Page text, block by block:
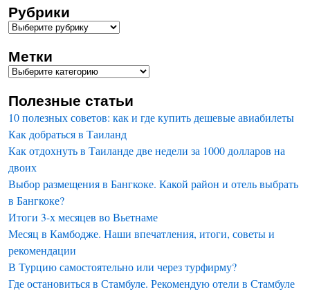
Рубрики
Метки
Полезные статьи
10 полезных советов: как и где купить дешевые авиабилеты
Как добраться в Таиланд
Как отдохнуть в Таиланде две недели за 1000 долларов на
двоих
Выбор размещения в Бангкоке. Какой район и отель выбрать
в Бангкоке?
Итоги 3-х месяцев во Вьетнаме
Месяц в Камбодже. Наши впечатления, итоги, советы и
рекомендации
В Турцию самостоятельно или через турфирму?
Где остановиться в Стамбуле. Рекомендую отели в Стамбуле